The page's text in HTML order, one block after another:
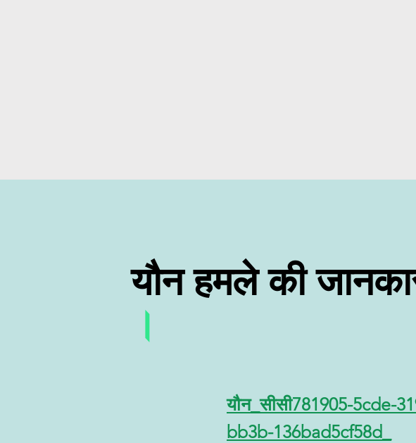
यौन हमले की
।
यौन_सीसी781905-5cde-
bb3b-136bad5cf58d_